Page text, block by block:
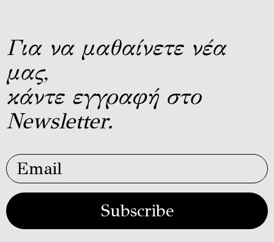
Για να μαθαίνετε νέα
μας,
κάντε εγγραφή στο
Newsletter.
Subscribe